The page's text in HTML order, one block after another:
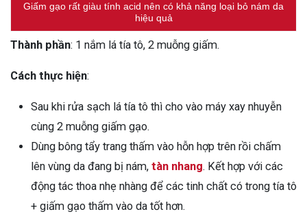
Giấm gạo rất giàu tính acid nên có khả năng loại bỏ nám da
hiệu quả
Thành phần: 1 nắm lá tía tô, 2 muỗng giấm.
Cách thực hiện:
Sau khi rửa sạch lá tía tô thì cho vào máy xay nhuyễn
cùng 2 muỗng giấm gạo.
Dùng bông tẩy trang thấm vào hỗn hợp trên rồi chấm
lên vùng da đang bị nám, tàn nhang. Kết hợp với các
động tác thoa nhẹ nhàng để các tinh chất có trong tía tô
+ giấm gạo thấm vào da tốt hơn.